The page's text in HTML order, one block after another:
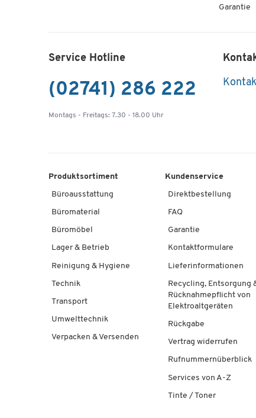
Garantie
Service Hotline
(02741) 286 222
Montags - Freitags: 7.30 - 18.00 Uhr
Produktsortiment
Büroausstattung
Büromaterial
Büromöbel
Lager & Betrieb
Reinigung & Hygiene
Technik
Transport
Umwelttechnik
Verpacken & Versenden
Kundenservice
Direktbestellung
FAQ
Garantie
Kontaktformulare
Lieferinformationen
Recycling, Entsorgung
Rücknahmepflicht von
Elektroaltgeräten
Rückgabe
Vertrag widerrufen
Rufnummernüberblick
Services von A-Z
Tinte / Toner